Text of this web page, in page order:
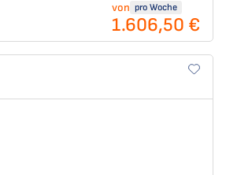
von pro Woche
1.606,50 €